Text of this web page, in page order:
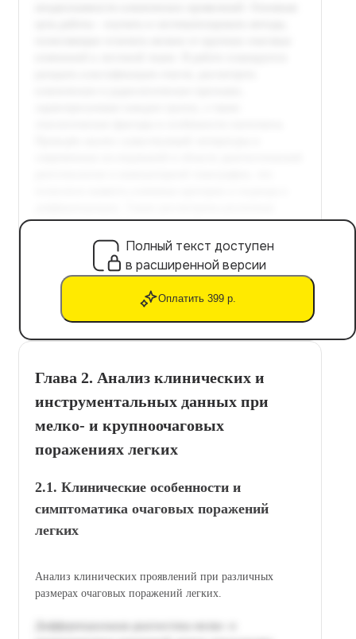
Полный текст доступен
в расширенной версии
Оплатить 399 р.
Глава 2. Анализ клинических и
инструментальных данных при
мелко- и крупноочаговых
поражениях легких
2.1. Клинические особенности и
симптоматика очаговых поражений
легких
Анализ клинических проявлений при различных
размерах очаговых поражений легких.